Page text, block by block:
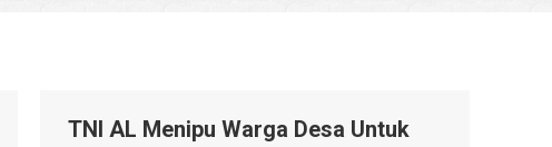
TNI AL Menipu Warga Desa Untuk